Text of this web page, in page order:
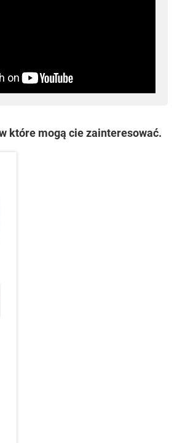
które mogą cie zainteresować.